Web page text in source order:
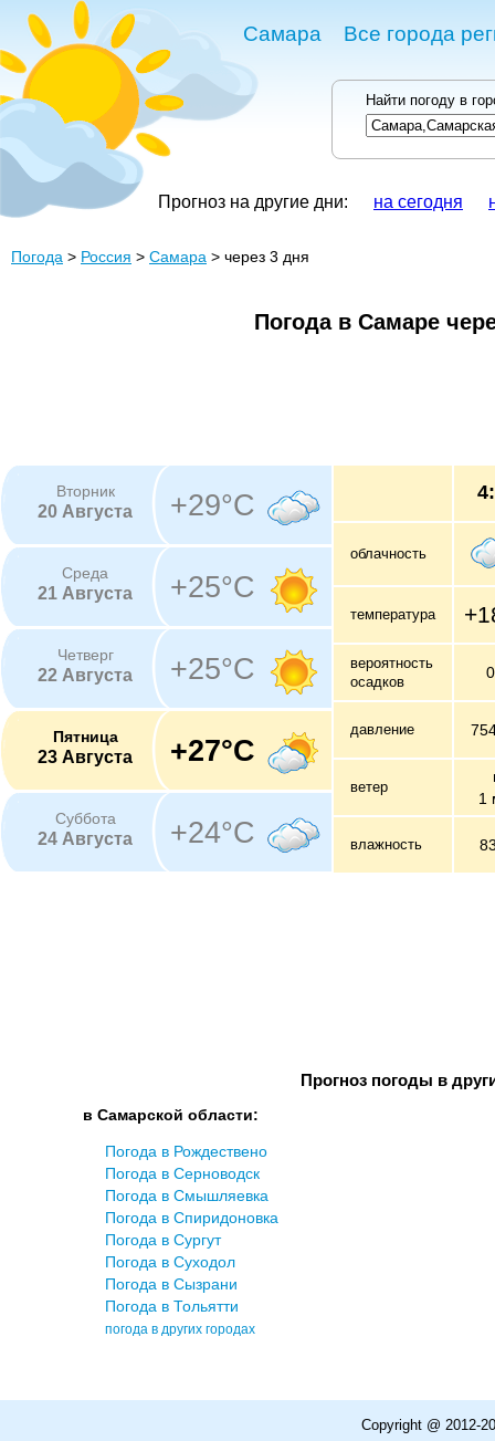
Самара Все города
Найти погоду в
Прогноз на другие дни: на сегодня
Погода > Россия > Самара > через 3 дня
Погода в Самаре
Вторник
20 Августа +29°C
Среда
21 Августа +25°C
Четверг
22 Августа +25°C
Пятница
23 Августа +27°C
Суббота
24 Августа +24°C
облачность
температура
вероятность
осадков
давление
ветер
1
влажность
Прогноз погоды в
в Самарской области:
Погода в Рождествено
Погода в Серноводск
Погода в Смышляевка
Погода в Спиридоновка
Погода в Сургут
Погода в Суходол
Погода в Сызрани
Погода в Тольятти
погода в других городах
Copyright @ 2012-